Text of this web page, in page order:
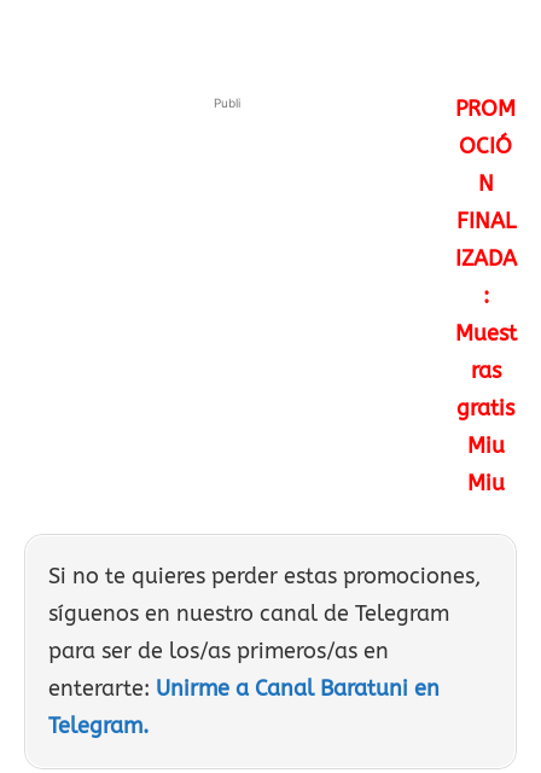
Publi
PROM
OCIÓ
N
FINAL
IZADA
:
Muest
ras
gratis
Miu
Miu
Si no te quieres perder estas promociones,
síguenos en nuestro canal de Telegram
para ser de los/as primeros/as en
enterarte: Unirme a Canal Baratuni en
Telegram.